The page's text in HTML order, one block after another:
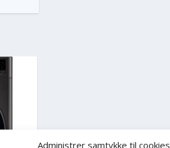
Administrer samtykke til cookies